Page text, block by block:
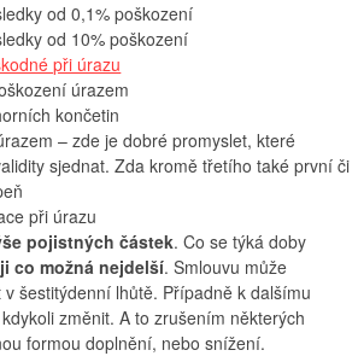
od 0,1% poškození
od 10% poškození
při úrazu
úrazem
končetin
– zde je dobré promyslet, které
sjednat. Zda kromě třetího také první či
při úrazu
pojistných částek. Co se týká doby
co možná nejdelší. Smlouvu může
šestitýdenní lhůtě. Případně k dalšímu
změnit. A to zrušením některých
formou doplnění, nebo snížení.